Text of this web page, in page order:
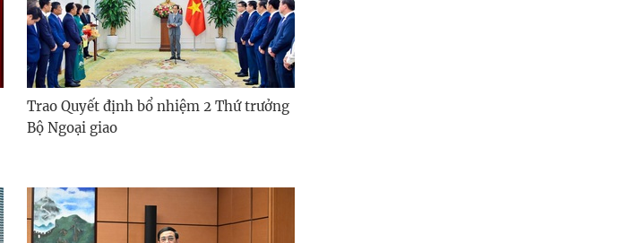
Trao Quyết định bổ nhiệm 2 Thứ trưởng
Bộ Ngoại giao